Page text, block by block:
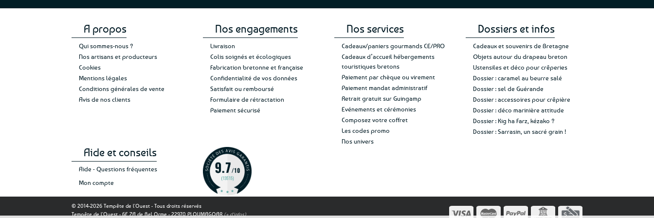
A propos
Qui sommes-nous ?
Nos artisans et producteurs
Cookies
Mentions légales
Conditions générales de vente
Avis de nos clients
Nos engagements
Livraison
Colis soignés et écologiques
Fabrication bretonne et française
Confidentialité de vos données
Satisfait ou remboursé
Formulaire de rétractation
Paiement sécurisé
Nos services
Cadeaux/paniers gourmands CE/PRO
Cadeaux d’accueil hébergements
touristiques bretons
Paiement par chèque ou virement
Paiement mandat administratif
Retrait gratuit sur Guingamp
Evénements et cérémonies
Composez votre coffret
Les codes promo
Nos univers
Dossiers et infos
Cadeaux et souvenirs de Bretagne
Objets autour du drapeau breton
Ustensiles et déco pour crêperies
Dossier : caramel au beurre salé
Dossier : sel de Guérande
Dossier : accessoires pour crêpière
Dossier : déco marinière attitude
Dossier : Kig ha Farz, kézako ?
Dossier : Sarrasin, un sacré grain !
Aide et conseils
Aide - Questions fréquentes
Mon compte
© 2014-2026 Tempête de l'Ouest - Tous droits réservés
Tempête de l'Ouest - 6E ZA de Bel Orme - 22970 PLOUMAGOAR (+ d'infos)